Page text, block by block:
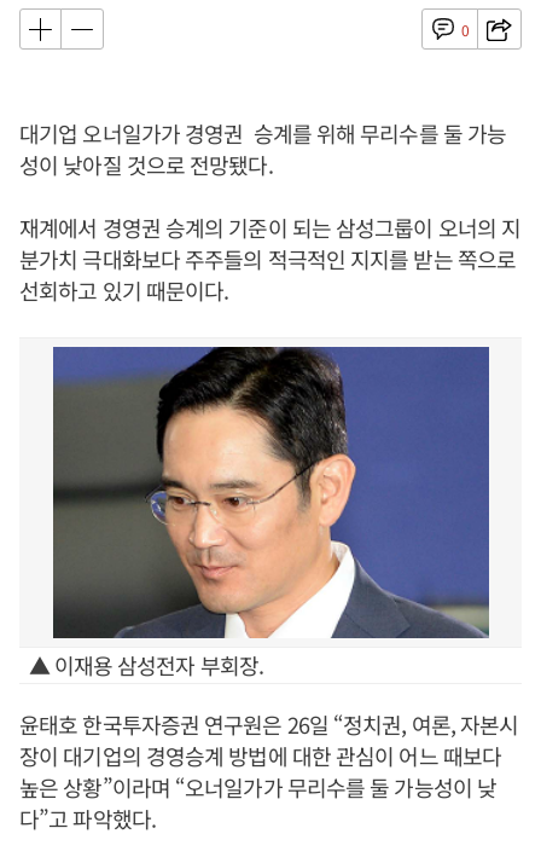
0
대기업 오너일가가 경영권 승계를 위해 무리수를 둘 가능
성이 낮아질 것으로 전망됐다.
재계에서 경영권 승계의 기준이 되는 삼성그룹이 오너의 지
분가치 극대화보다 주주들의 적극적인 지지를 받는 쪽으로
선회하고 있기 때문이다.
▲ 이재용 삼성전자 부회장.
윤태호 한국투자증권 연구원은 26일 “정치권, 여론, 자본시
장이 대기업의 경영승계 방법에 대한 관심이 어느 때보다
높은 상황”이라며 “오너일가가 무리수를 둘 가능성이 낮
다”고 파악했다.